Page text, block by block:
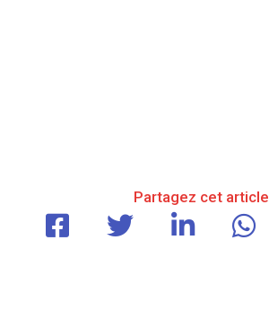
Partagez cet article